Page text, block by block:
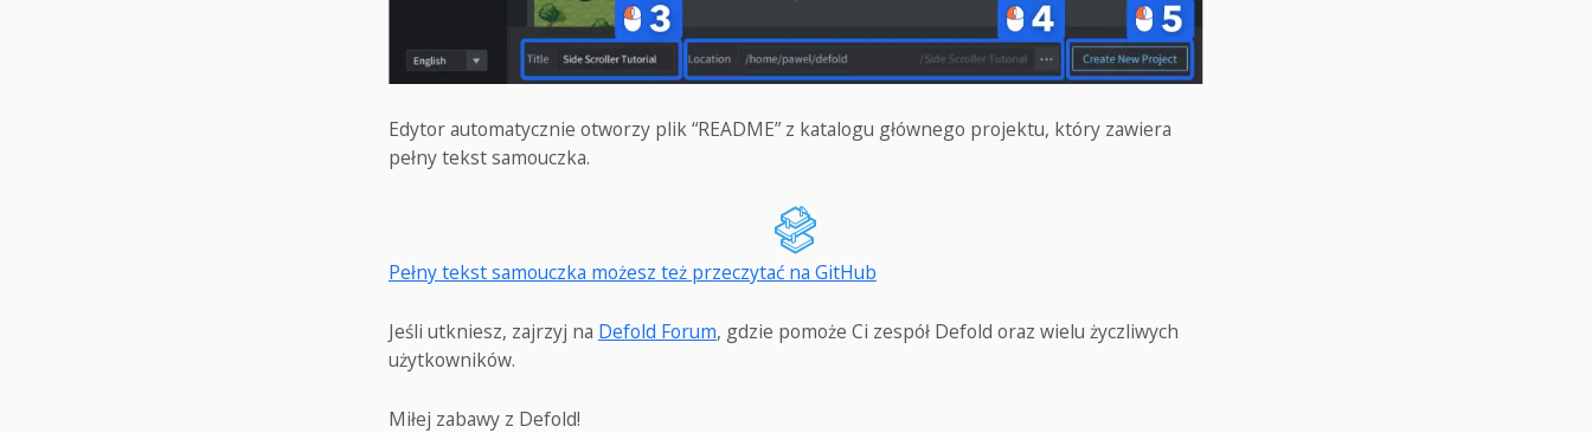
Edytor automatycznie otworzy plik “README” z katalogu głównego projektu, który zawiera
pełny tekst samouczka.
Pełny tekst samouczka możesz też przeczytać na GitHub
Jeśli utkniesz, zajrzyj na Defold Forum, gdzie pomoże Ci zespół Defold oraz wielu życzliwych
użytkowników.
Miłej zabawy z Defold!